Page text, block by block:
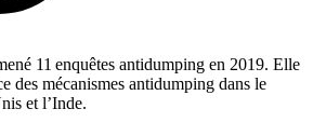
11 enquêtes antidumping en 2019. Elle
des mécanismes antidumping dans le
et l’Inde.